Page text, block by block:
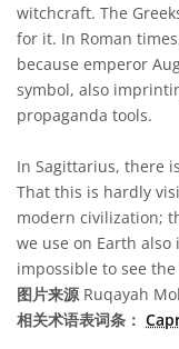
witchcraft. The
for it. In Roman
because emperor
symbol, also
propaganda tools.
In Sagittarius, there
That this is hardly
modern civilization;
we use on Earth
impossible to see
图片来源Ruqayah
相关术语表词条：